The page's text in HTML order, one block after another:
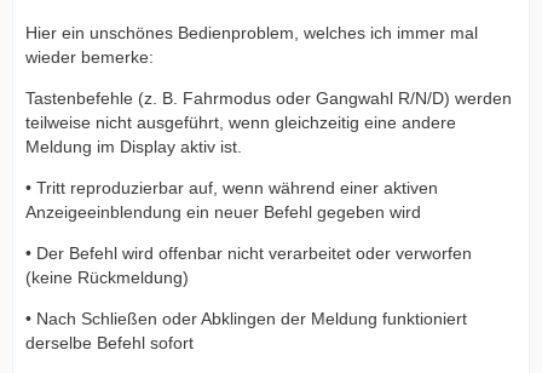
Hier ein unschönes Bedienproblem, welches ich immer mal
wieder bemerke:
Tastenbefehle (z. B. Fahrmodus oder Gangwahl R/N/D) werden
teilweise nicht ausgeführt, wenn gleichzeitig eine andere
Meldung im Display aktiv ist.
• Tritt reproduzierbar auf, wenn während einer aktiven
Anzeigeeinblendung ein neuer Befehl gegeben wird
• Der Befehl wird offenbar nicht verarbeitet oder verworfen
(keine Rückmeldung)
• Nach Schließen oder Abklingen der Meldung funktioniert
derselbe Befehl sofort